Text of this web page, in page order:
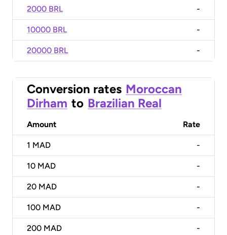
2000 BRL -
10000 BRL -
20000 BRL -
Conversion rates Moroccan
Dirham to Brazilian Real
Amount Rate
1 MAD -
10 MAD -
20 MAD -
100 MAD -
200 MAD -